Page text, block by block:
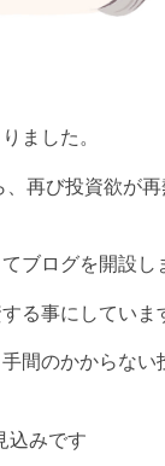
ました。
再び投資欲が再
ブログを開設
る事にしていま
間のかからない
込みです